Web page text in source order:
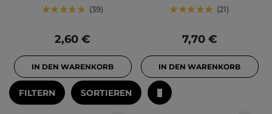
39
2,60 €
IN DEN WARENKORB
21
7,70 €
IN DEN WARENKORB
FILTERN SORTIEREN